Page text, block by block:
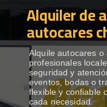
ALQUILER DE
DESTINOS
RECORRIDAS
Alquiler de
autocares
Alquile autocares o
profesionales
seguridad y
eventos, bodas o
flexible y confiable
cada necesidad.